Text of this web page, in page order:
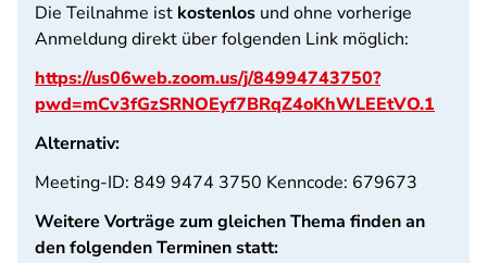
Die Teilnahme ist kostenlos und ohne vorherige
Anmeldung direkt über folgenden Link möglich:
https://us06web.zoom.us/j/84994743750?
pwd=mCv3fGzSRNOEyf7BRqZ4oKhWLEEtVO.1
Alternativ:
Meeting-ID: 849 9474 3750 Kenncode: 679673
Weitere Vorträge zum gleichen Thema finden an
den folgenden Terminen statt: